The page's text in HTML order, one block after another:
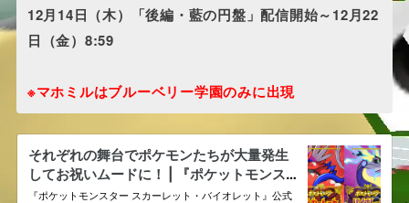
12月14日（木）「後編・藍の円盤」配信開始～12月22
日（金）8:59
※マホミルはブルーベリー学園のみに出現